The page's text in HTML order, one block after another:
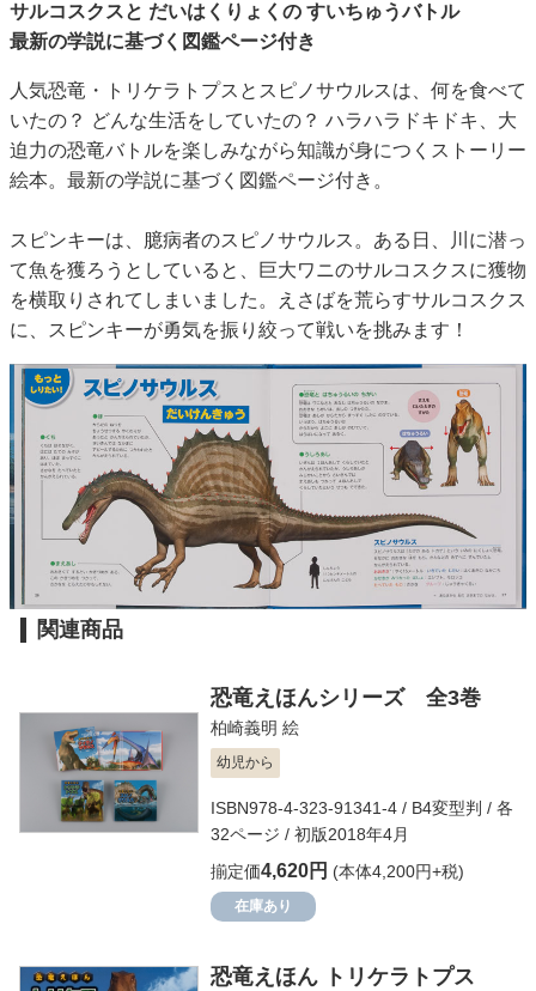
サルコスクスと だいはくりょくの すいちゅうバトル
最新の学説に基づく図鑑ページ付き
人気恐竜・トリケラトプスとスピノサウルスは、何を食べて
いたの？ どんな生活をしていたの？ ハラハラドキドキ、大
迫力の恐竜バトルを楽しみながら知識が身につくストーリー
絵本。最新の学説に基づく図鑑ページ付き。
スピンキーは、臆病者のスピノサウルス。ある日、川に潜っ
て魚を獲ろうとしていると、巨大ワニのサルコスクスに獲物
を横取りされてしまいました。えさばを荒らすサルコスクス
に、スピンキーが勇気を振り絞って戦いを挑みます！
関連商品
恐竜えほんシリーズ 全3巻
柏崎義明 絵
幼児から
ISBN978-4-323-91341-4 / B4変型判 / 各
32ページ / 初版2018年4月
揃定価4,620円 (本体4,200円+税)
在庫あり
恐竜えほん トリケラトプス